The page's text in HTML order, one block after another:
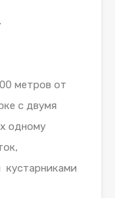
метров от
с двумя
одному